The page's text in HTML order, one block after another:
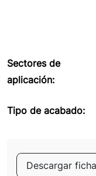
Sectores de
aplicación:
Tipo de acabado:
Descargar